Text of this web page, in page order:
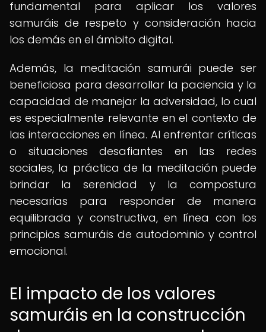
fundamental para aplicar los valores
samuráis de respeto y consideración hacia
los demás en el ámbito digital.
Además, la meditación samurái puede ser
beneficiosa para desarrollar la paciencia y la
capacidad de manejar la adversidad, lo cual
es especialmente relevante en el contexto de
las interacciones en línea. Al enfrentar críticas
o situaciones desafiantes en las redes
sociales, la práctica de la meditación puede
brindar la serenidad y la compostura
necesarias para responder de manera
equilibrada y constructiva, en línea con los
principios samuráis de autodominio y control
emocional.
El impacto de los valores
samuráis en la construcción